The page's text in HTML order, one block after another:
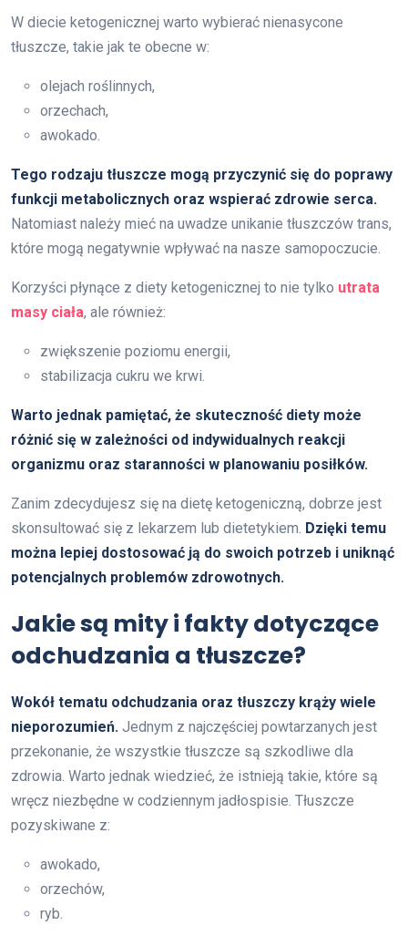
W diecie ketogenicznej warto wybierać nienasycone
tłuszcze, takie jak te obecne w:
olejach roślinnych,
orzechach,
awokado.
Tego rodzaju tłuszcze mogą przyczynić się do poprawy
funkcji metabolicznych oraz wspierać zdrowie serca.
Natomiast należy mieć na uwadze unikanie tłuszczów trans,
które mogą negatywnie wpływać na nasze samopoczucie.
Korzyści płynące z diety ketogenicznej to nie tylko utrata
masy ciała, ale również:
zwiększenie poziomu energii,
stabilizacja cukru we krwi.
Warto jednak pamiętać, że skuteczność diety może
różnić się w zależności od indywidualnych reakcji
organizmu oraz staranności w planowaniu posiłków.
Zanim zdecydujesz się na dietę ketogeniczną, dobrze jest
skonsultować się z lekarzem lub dietetykiem. Dzięki temu
można lepiej dostosować ją do swoich potrzeb i uniknąć
potencjalnych problemów zdrowotnych.
Jakie są mity i fakty dotyczące
odchudzania a tłuszcze?
Wokół tematu odchudzania oraz tłuszczy krąży wiele
nieporozumień. Jednym z najczęściej powtarzanych jest
przekonanie, że wszystkie tłuszcze są szkodliwe dla
zdrowia. Warto jednak wiedzieć, że istnieją takie, które są
wręcz niezbędne w codziennym jadłospisie. Tłuszcze
pozyskiwane z:
awokado,
orzechów,
ryb.